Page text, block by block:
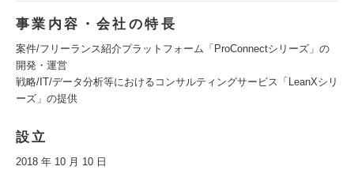
事業内容・会社の特長
案件/フリーランス紹介プラットフォーム「ProConnectシリーズ」の
開発・運営
戦略/IT/データ分析等におけるコンサルティングサービス「LeanXシリ
ーズ」の提供
設立
2018 年 10 月 10 日